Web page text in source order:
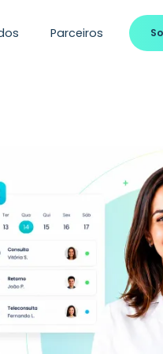
Parceiros